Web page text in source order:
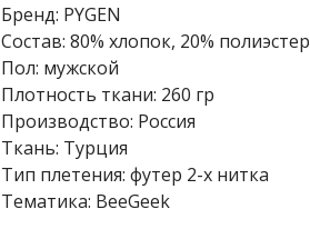
Бренд: PYGEN
Состав: 80% хлопок, 20% полиэстер
Пол: мужской
Плотность ткани: 260 гр
Производство: Россия
Ткань: Турция
Тип плетения: футер 2-х нитка
Тематика: BeeGeek